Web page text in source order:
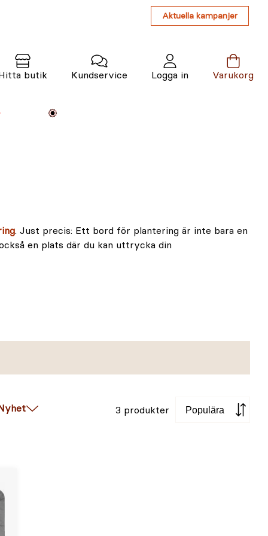
Aktuella kampanjer
butik Kundservice Logga in Varukorg
. Just precis: Ett bord för plantering är inte bara en
en plats där du kan uttrycka din
Sortera
3 produkter